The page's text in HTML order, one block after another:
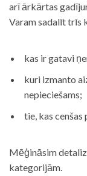
arī ārkārtas
Varam sadalīt trīs
kas ir gatavi
kuri izmanto
nepieciešams;
tie, kas
Mēģināsim
kategorijām.